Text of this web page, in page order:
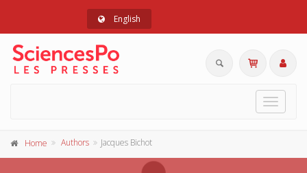
English
Toggle
Home Authors Jacques Bichot